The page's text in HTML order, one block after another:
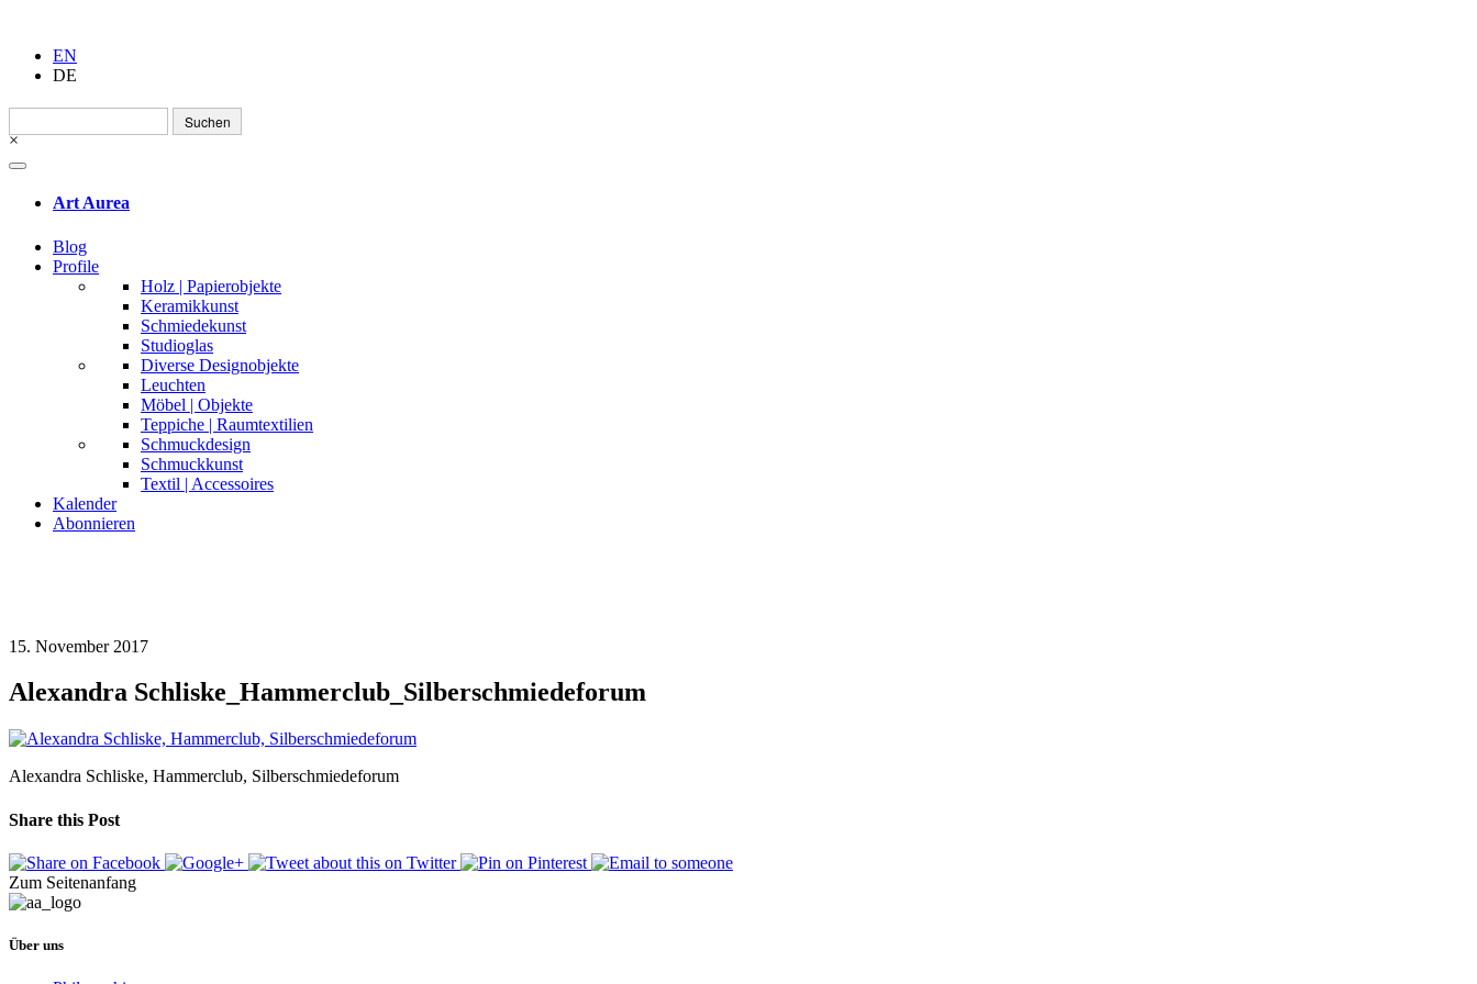
EN
DE
Suchen
nach:
×
Art Aurea
Blog
Profile
Holz | Papierobjekte
Keramikkunst
Schmiedekunst
Studioglas
Diverse Designobjekte
Leuchten
Möbel | Objekte
Teppiche | Raumtextilien
Schmuckdesign
Schmuckkunst
Textil | Accessoires
Kalender
Abonnieren
15. November 2017
Alexandra Schliske_Hammerclub_Silberschmiedeforum
Alexandra Schliske, Hammerclub, Silberschmiedeforum
Share this Post
Zum Seitenanfang
Über uns